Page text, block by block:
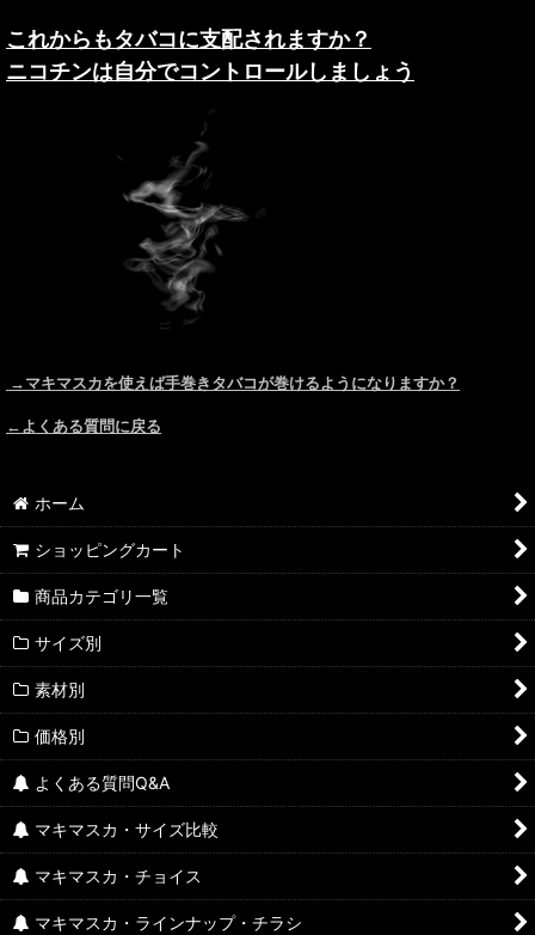
これからもタバコに支配されますか？
ニコチンは自分でコントロールしましょう
→マキマスカを使えば手巻きタバコが巻けるようになりますか？
←よくある質問に戻る
ホーム
ショッピングカート
商品カテゴリ一覧
サイズ別
素材別
価格別
よくある質問Q&A
マキマスカ・サイズ比較
マキマスカ・チョイス
マキマスカ・ラインナップ・チラシ